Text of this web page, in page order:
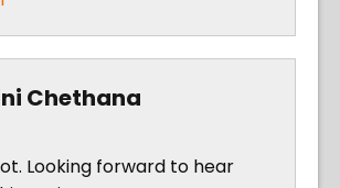
Chethana
Looking forward to hear